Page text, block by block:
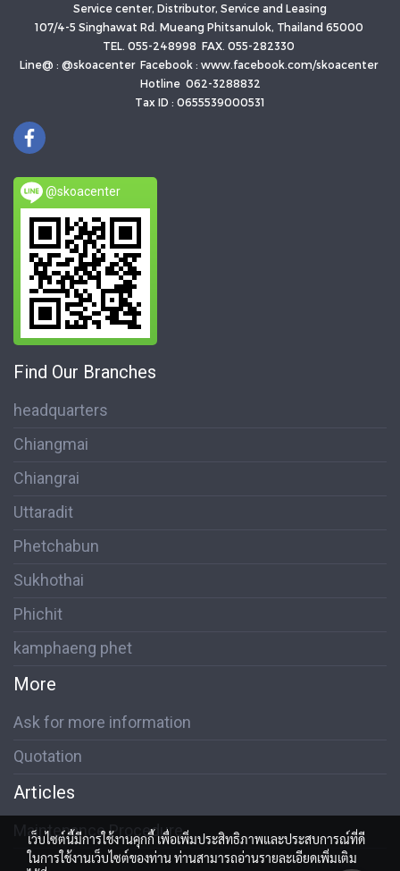
Service center, Distributor, Service and Leasing
107/4-5 Singhawat Rd. Mueang Phitsanulok, Thailand 65000
TEL. 055-248998 FAX. 055-282330
Line@ : @skoacenter Facebook : www.facebook.com/skoacenter
Hotline 062-3288832
Tax ID : 0655539000531
@skoacenter
Find Our Branches
headquarters
Chiangmai
Chiangrai
Uttaradit
Phetchabun
Sukhothai
Phichit
kamphaeng phet
More
Ask for more information
Quotation
Articles
Maintenance Procedure
เว็บไซต์นี้มีการใช้งานคุกกี้ เพื่อเพิ่มประสิทธิภาพและประสบการณ์ที่ดี
ในการใช้งานเว็บไซต์ของท่าน ท่านสามารถอ่านรายละเอียดเพิ่มเติม